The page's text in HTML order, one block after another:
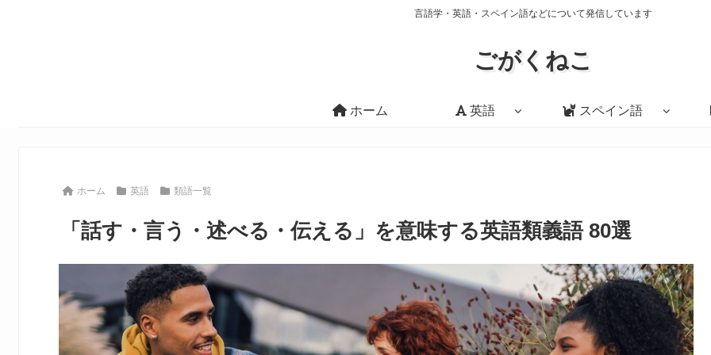
言語学・英語・スペイン語などについて発信しています
ごがくねこ
ホーム 英語 スペイン語
ホーム 英語 類語一覧
「話す・言う・述べる・伝える」を意味する英語類義語 80選